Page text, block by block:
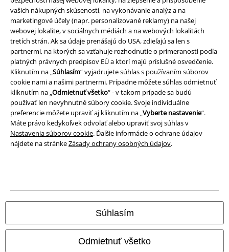
vašich nákupných skúseností, na vykonávanie analýz a na
marketingové účely (napr. personalizované reklamy) na našej
webovej lokalite, v sociálnych médiách a na webových lokalitách
tretích strán. Ak sa údaje prenášajú do USA, zdieľajú sa len s
partnermi, na ktorých sa vzťahuje rozhodnutie o primeranosti podľa
platných právnych predpisov EÚ a ktorí majú príslušné osvedčenie.
Kliknutím na „Súhlasím“ vyjadrujete súhlas s používaním súborov
cookie nami a našimi partnermi. Prípadne môžete súhlas odmietnuť
kliknutím na „Odmietnuť všetko“ - v takom prípade sa budú
používať len nevyhnutné súbory cookie. Svoje individuálne
preferencie môžete upraviť aj kliknutím na „Vyberte nastavenie“.
Máte právo kedykoľvek odvolať alebo upraviť svoj súhlas v
Nastavenia súborov cookie. Ďalšie informácie o ochrane údajov
nájdete na stránkeZásady ochrany osobných údajov.
Súhlasím
Odmietnuť všetko
Ochrana osobných údajov
Likvidácia odpadu a ochrana životného prostredia
Vyhlásenie o zhode
Informácie o prístupnosti
Nastavenia súborov cookie
Odstúpenie od zmluvy
Naše online obchody